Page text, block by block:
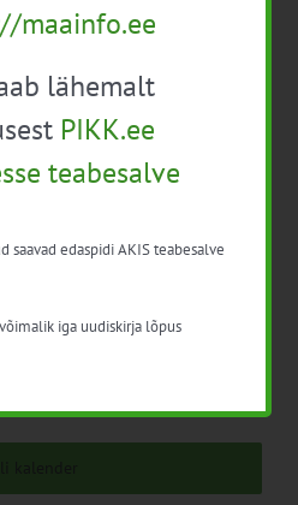
- 15:30
sensoorne analüüs”
maainfo.ee
lähemalt
PIKK.ee
teabesalve
saavad edaspidi AKIS teabesalve
iga uudiskirja lõpus